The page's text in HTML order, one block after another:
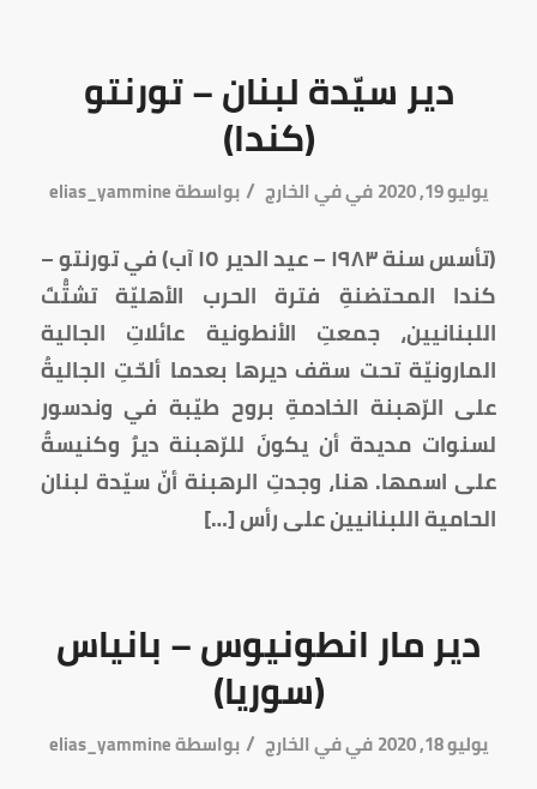
دير سيّدة لبنان – تورنتو
(كندا)
يوليو 19, 2020 فيفي الخارج /بواسطةelias_yammine
(تأسس سنة ١٩٨٣ – عيد الدير ١٥ آب) في تورنتو –
كندا المحتضنةِ فترة الحرب الأهليّة تشتُّتَ
اللبنانيين، جمعتِ الأنطونية عائلاتِ الجالية
المارونيّة تحت سقف ديرها بعدما ألحّتِ الجاليةُ
على الرّهبنة الخادمةِ بروح طيّبة في وندسور
لسنوات مديدة أن يكونَ للرّهبنة ديرٌ وكنيسةٌ
على اسمها. هنا، وجدتِ الرهبنة أنّ سيّدة لبنان
الحامية اللبنانيين على رأس […]
دير مار انطونيوس – بانياس
(سوريا)
يوليو 18, 2020 فيفي الخارج /بواسطةelias_yammine